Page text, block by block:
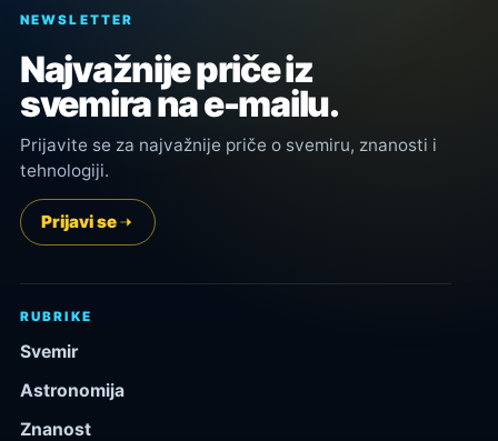
NEWSLETTER
Najvažnije priče iz
svemira na e-mailu.
Prijavite se za najvažnije priče o svemiru, znanosti i
tehnologiji.
Prijavi se
RUBRIKE
Svemir
Astronomija
Znanost